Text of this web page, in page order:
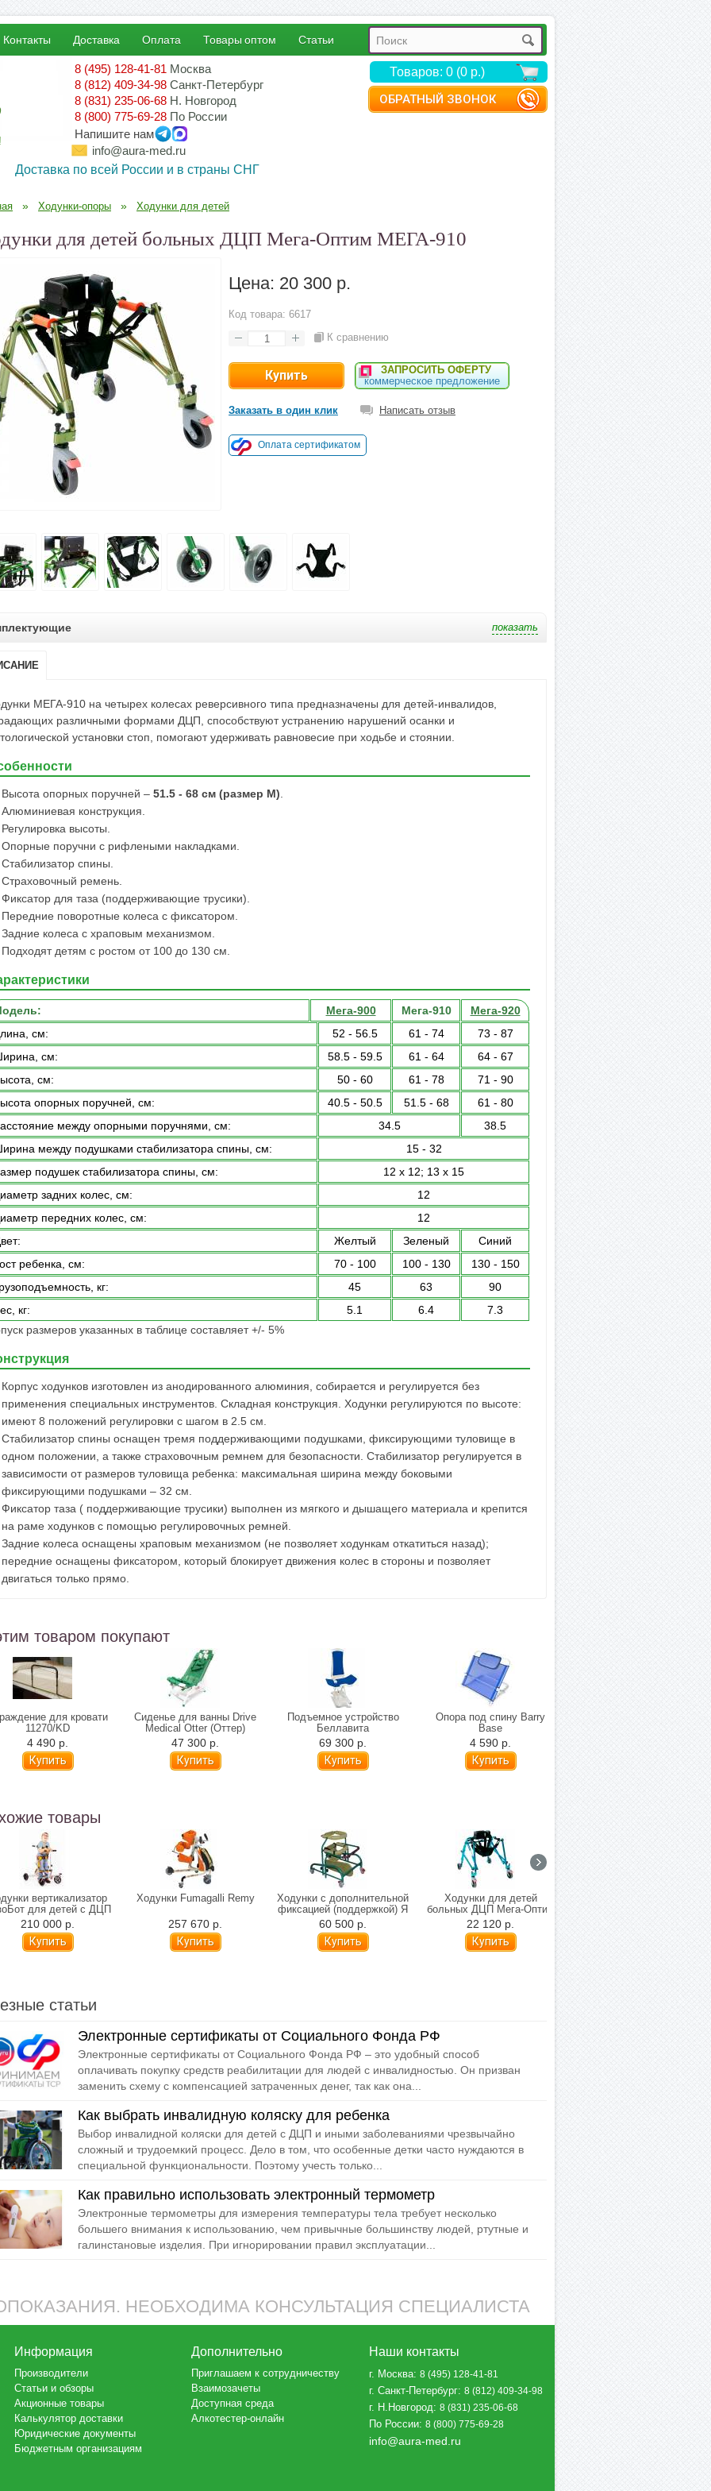
ОБРАТНЫЙ ЗВОНОК
Контакты Доставка Оплата Товары оптом Статьи
8 (495) 128-41-81 Москва
8 (812) 409-34-98 Санкт-Петербург
8 (831) 235-06-68 Н. Новгород
8 (800) 775-69-28 По России
Напишите нам
info@aura-med.ru
Доставка по всей России и в страны СНГ
Товаров: 0 (0 р.)
» Ходунки-опоры » Ходунки для детей
для детей больных ДЦП Мега-Оптим МЕГА-910
Цена: 20 300 р.
Код товара: 6617
К сравнению
ЗАПРОСИТЬ ОФЕРТУ
коммерческое предложение
Заказать в один клик Написать отзыв
Оплата сертификатом
МЕГА-910 на четырех колесах реверсивного типа предназначены для детей-инвалидов,
различными формами ДЦП, способствуют устранению нарушений осанки и
установки стоп, помогают удерживать равновесие при ходьбе и стоянии.
Высота опорных поручней – 51.5 - 68 см (размер M)
Алюминиевая конструкция.
Регулировка высоты.
Опорные поручни с рифлеными накладками.
Стабилизатор спины.
Страховочный ремень.
Фиксатор для таза (поддерживающие трусики).
Передние поворотные колеса с фиксатором.
Задние колеса с храповым механизмом.
Подходят детям с ростом от 100 до 130 см.
Мега-900 Мега-910
Мега-920
см:
52 - 56.5 61 - 74
73 - 87
см:
58.5 - 59.5 61 - 64
64 - 67
см:
50 - 60 61 - 78
71 - 90
опорных поручней, см:
40.5 - 50.5 51.5 - 68
61 - 80
между опорными поручнями, см:
34.5
38.5
между подушками стабилизатора спины, см:
15 - 32
подушек стабилизатора спины, см:
12 x 12; 13 x 15
задних колес, см:
12
передних колес, см:
12
Желтый Зеленый
Синий
ребенка, см:
70 - 100 100 - 130
130 - 150
кг:
45 63
90
кг:
5.1 6.4
7.3
размеров указанных в таблице составляет +/- 5%
Корпус ходунков изготовлен из анодированного алюминия, собирается и регулируется без
применения специальных инструментов. Складная конструкция. Ходунки регулируются по высоте:
имеют 8 положений регулировки с шагом в 2.5 см.
Стабилизатор спины оснащен тремя поддерживающими подушками, фиксирующими туловище в
одном положении, а также страховочным ремнем для безопасности. Стабилизатор регулируется в
зависимости от размеров туловища ребенка: максимальная ширина между боковыми
фиксирующими подушками – 32 см.
Фиксатор таза ( поддерживающие трусики) выполнен из мягкого и дышащего материала и крепится
на раме ходунков с помощью регулировочных ремней.
Задние колеса оснащены храповым механизмом (не позволяет ходункам откатиться назад);
передние оснащены фиксатором, который блокирует движения колес в стороны и позволяет
двигаться только прямо.
товаром покупают
для кровати
11270/KD
4 490 р.
Сиденье для ванны Drive
Medical Otter (Оттер)
47 300 р.
Подъемное устройство
Беллавита
69 300 р.
Опора под спину Barry
Base
4 590 р.
товары
вертикализатор
для детей с ДЦП
210 000 р.
Ходунки Fumagalli Remy
257 670 р.
Ходунки с дополнительной
фиксацией (поддержкой) Я
МОГУ! ОХД-317
60 500 р.
Ходунки для детей
больных ДЦП Мега-Оптим
МЕГА-920
22 120 р.
статьи
Электронные сертификаты от Социального Фонда РФ
Электронные сертификаты от Социального Фонда РФ – это удобный способ
оплачивать покупку средств реабилитации для людей с инвалидностью. Он призван
заменить схему с компенсацией затраченных денег, так как она...
Как выбрать инвалидную коляску для ребенка
Выбор инвалидной коляски для детей с ДЦП и иными заболеваниями чрезвычайно
сложный и трудоемкий процесс. Дело в том, что особенные детки часто нуждаются в
специальной функциональности. Поэтому учесть только...
Как правильно использовать электронный термометр
Электронные термометры для измерения температуры тела требует несколько
большего внимания к использованию, чем привычные большинству людей, ртутные и
галинстановые изделия. При игнорировании правил эксплуатации...
НЕОБХОДИМА КОНСУЛЬТАЦИЯ СПЕЦИАЛИСТА
Информация
Производители
Статьи и обзоры
Акционные товары
Калькулятор доставки
Юридические документы
Бюджетным организациям
Дополнительно
Приглашаем к сотрудничеству
Взаимозачеты
Доступная среда
Алкотестер-онлайн
Наши контакты
г. Москва:8 (495) 128-41-81
г. Санкт-Петербург:8 (812) 409-34-98
г. Н.Новгород:8 (831) 235-06-68
По России:8 (800) 775-69-28
info@aura-med.ru